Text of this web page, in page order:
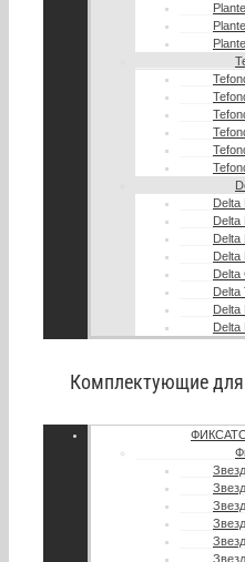
Delta
Delta
Delta
Delta
Delta
Delta
Delta
Delta
Комплектующие